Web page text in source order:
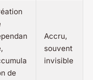
de
Accru,
souvent
invisible